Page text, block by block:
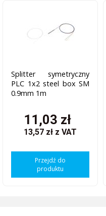
Splitter symetryczny
PLC 1x2 steel box SM
0.9mm 1m
11,03 zł
13,57 zł z VAT
Przejdź do
produktu